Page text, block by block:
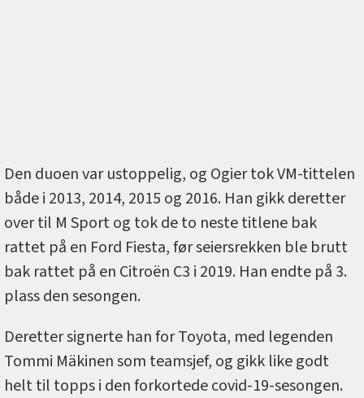
Den duoen var ustoppelig, og Ogier tok VM-tittelen
både i 2013, 2014, 2015 og 2016. Han gikk deretter
over til M Sport og tok de to neste titlene bak
rattet på en Ford Fiesta, før seiersrekken ble brutt
bak rattet på en Citroën C3 i 2019. Han endte på 3.
plass den sesongen.
Deretter signerte han for Toyota, med legenden
Tommi Mäkinen som teamsjef, og gikk like godt
helt til topps i den forkortede covid-19-sesongen.